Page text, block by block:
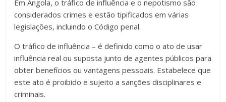
Em Angola, o tráfico de influência e o nepotismo são
considerados crimes e estão tipificados em várias
legislações, incluindo o Código penal.
O tráfico de influência – é definido como o ato de usar
influência real ou suposta junto de agentes públicos para
obter benefícios ou vantagens pessoais. Estabelece que
este ato é proibido e sujeito a sanções disciplinares e
criminais.